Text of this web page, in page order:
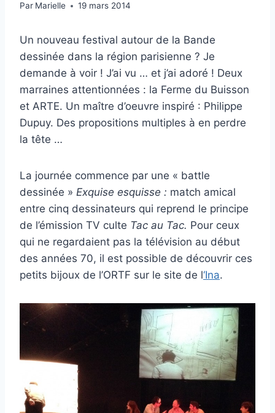
Par Marielle 19 mars 2014
Un nouveau festival autour de la Bande
dessinée dans la région parisienne ? Je
demande à voir ! J’ai vu … et j’ai adoré ! Deux
marraines attentionnées : la Ferme du Buisson
et ARTE. Un maître d’oeuvre inspiré : Philippe
Dupuy. Des propositions multiples à en perdre
la tête …
La journée commence par une « battle
dessinée » Exquise esquisse : match amical
entre cinq dessinateurs qui reprend le principe
de l’émission TV culte Tac au Tac. Pour ceux
qui ne regardaient pas la télévision au début
des années 70, il est possible de découvrir ces
petits bijoux de l’ORTF sur le site de l‘Ina.